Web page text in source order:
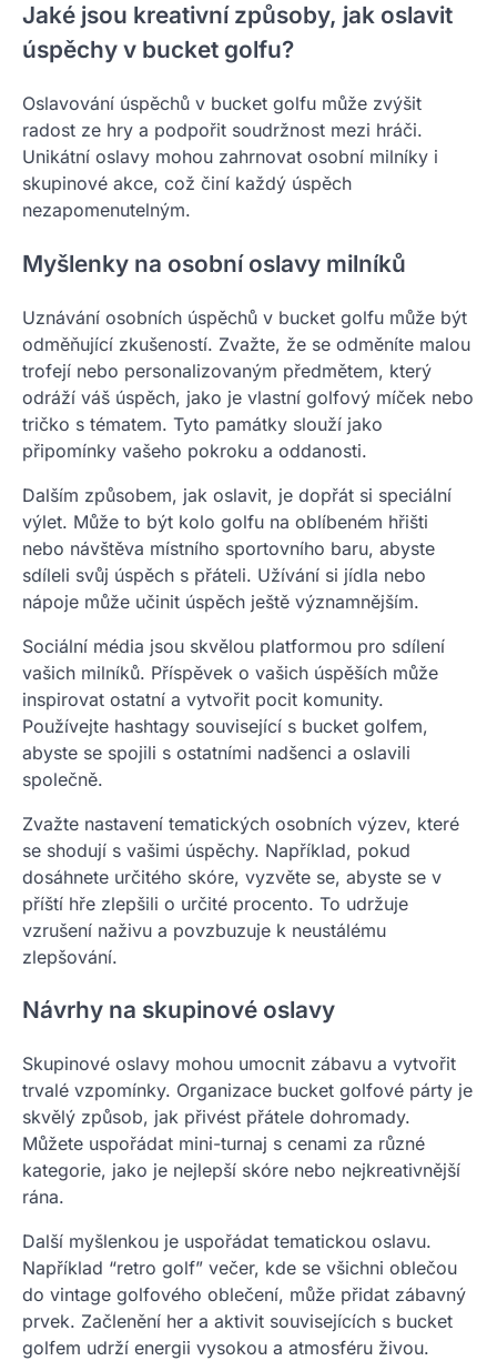
Jaké jsou kreativní způsoby, jak oslavit
úspěchy v bucket golfu?
Oslavování úspěchů v bucket golfu může zvýšit
radost ze hry a podpořit soudržnost mezi hráči.
Unikátní oslavy mohou zahrnovat osobní milníky i
skupinové akce, což činí každý úspěch
nezapomenutelným.
Myšlenky na osobní oslavy milníků
Uznávání osobních úspěchů v bucket golfu může být
odměňující zkušeností. Zvažte, že se odměníte malou
trofejí nebo personalizovaným předmětem, který
odráží váš úspěch, jako je vlastní golfový míček nebo
tričko s tématem. Tyto památky slouží jako
připomínky vašeho pokroku a oddanosti.
Dalším způsobem, jak oslavit, je dopřát si speciální
výlet. Může to být kolo golfu na oblíbeném hřišti
nebo návštěva místního sportovního baru, abyste
sdíleli svůj úspěch s přáteli. Užívání si jídla nebo
nápoje může učinit úspěch ještě významnějším.
Sociální média jsou skvělou platformou pro sdílení
vašich milníků. Příspěvek o vašich úspěších může
inspirovat ostatní a vytvořit pocit komunity.
Používejte hashtagy související s bucket golfem,
abyste se spojili s ostatními nadšenci a oslavili
společně.
Zvažte nastavení tematických osobních výzev, které
se shodují s vašimi úspěchy. Například, pokud
dosáhnete určitého skóre, vyzvěte se, abyste se v
příští hře zlepšili o určité procento. To udržuje
vzrušení naživu a povzbuzuje k neustálému
zlepšování.
Návrhy na skupinové oslavy
Skupinové oslavy mohou umocnit zábavu a vytvořit
trvalé vzpomínky. Organizace bucket golfové párty je
skvělý způsob, jak přivést přátele dohromady.
Můžete uspořádat mini-turnaj s cenami za různé
kategorie, jako je nejlepší skóre nebo nejkreativnější
rána.
Další myšlenkou je uspořádat tematickou oslavu.
Například “retro golf” večer, kde se všichni oblečou
do vintage golfového oblečení, může přidat zábavný
prvek. Začlenění her a aktivit souvisejících s bucket
golfem udrží energii vysokou a atmosféru živou.